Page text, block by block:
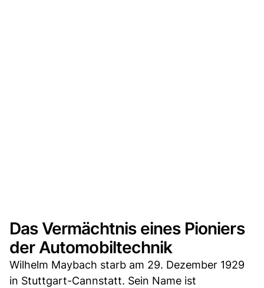
Das Vermächtnis eines Pioniers
der Automobiltechnik
Wilhelm Maybach starb am 29. Dezember 1929
in Stuttgart-Cannstatt. Sein Name ist